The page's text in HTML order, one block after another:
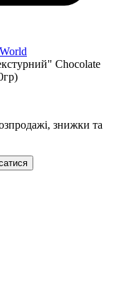
Chocolate
знижки та